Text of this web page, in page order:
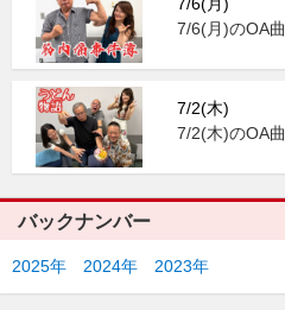
7/6(月)のOA曲
7/2(木)
7/2(木)のOA曲
バックナンバー
2025年 2024年 2023年